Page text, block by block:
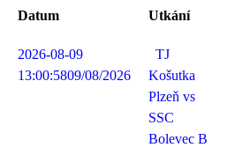
Datum
Utkání
2026-08-09
13:00:5809/08/2026
TJ
Košutka
Plzeň vs
SSC
Bolevec B